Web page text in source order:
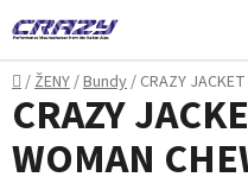
na
obsah
Domů
/ŽENY/Bundy/ CRAZY
CRAZY
WOMAN